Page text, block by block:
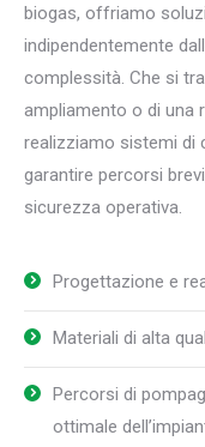
biogas, offriamo
indipendentemente
complessità. Che si
ampliamento o di una
realizziamo sistemi di
garantire percorsi
sicurezza operativa.
Progettazione e
Materiali di alta
Percorsi di
ottimale